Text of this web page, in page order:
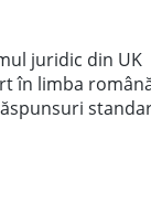
juridic din UK
în limba